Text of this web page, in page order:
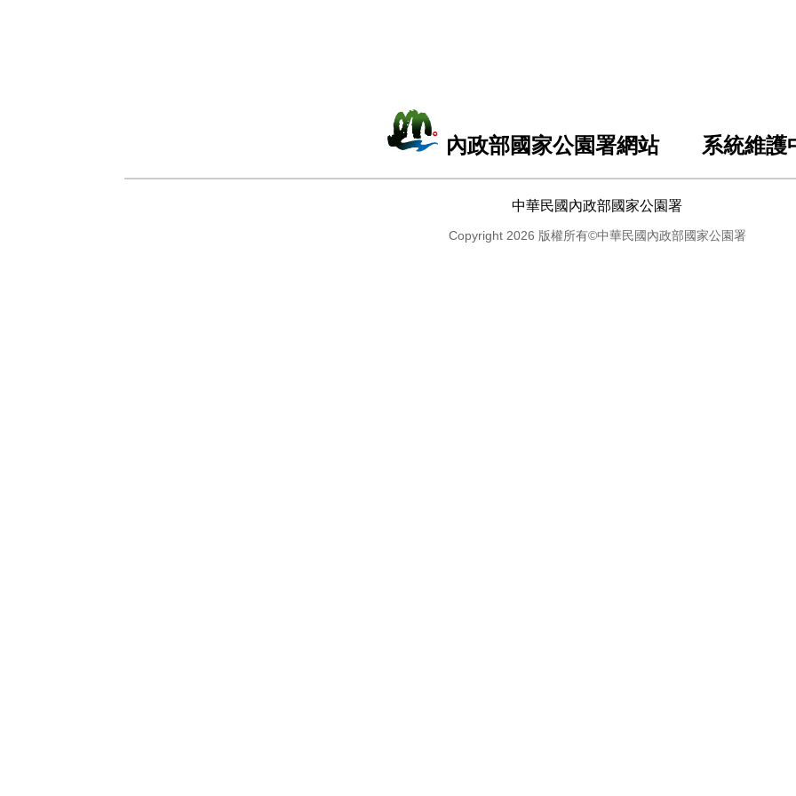
內政部國家公園署網站 系統維護
中華民國內政部國家公園署
Copyright 2026 版權所有©中華民國內政部國家公園署